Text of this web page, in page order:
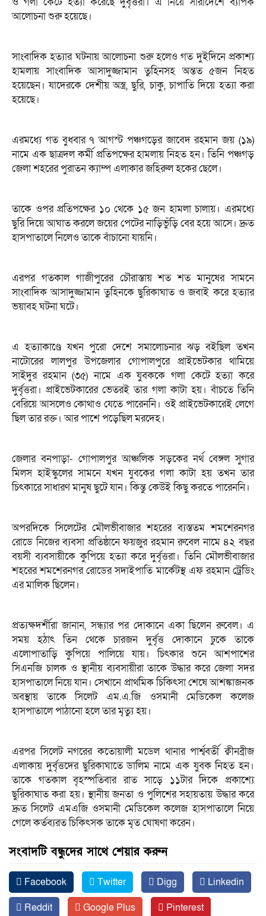
আলোচনা শুরু হয়েছে।
সাংবাদিক হত্যার ঘটনায় আলোচনা শুরু হলেও গত দুইদিনে প্রকাশ্য
হামলায় সাংবাদিক আসাদুজ্জামান তুহিনসহ অন্তত ৫জন নিহত
হয়েছেন। যাদেরকে দেশীয় অস্ত্র, ছুরি, চাকু, চাপাতি দিয়ে হত্যা করা
হয়েছে।
এরমধ্যে গত বুধবার ৭ আগস্ট পঞ্চগড়ের জাবেদ রহমান জয় (১৯)
নামে এক ছাত্রদল কর্মী প্রতিপক্ষের হামলায় নিহত হন। তিনি পঞ্চগড়
জেলা শহরের পুরাতন ক্যাম্প এলাকার জহিরুল হকের ছেলে।
তাকে ওপর প্রতিপক্ষের ১০ থেকে ১৫ জন হামলা চালায়। এরমধ্যে
ছুরি দিয়ে আঘাত করলে জয়ের পেটের নাড়িভুঁড়ি বের হয়ে আসে। দ্রুত
হাসপাতালে নিলেও তাকে বাঁচানো যায়নি।
এরপর গতকাল গাজীপুরের চৌরাস্তায় শত শত মানুষের সামনে
সাংবাদিক আসাদুজ্জামান তুহিনকে ছুরিকাঘাত ও জবাই করে হত্যার
ভয়াবহ ঘটনা ঘটে।
এ হত্যাকাণ্ডে যখন পুরো দেশে সমালোচনার ঝড় বইছিল তখন
নাটোরের লালপুর উপজেলার গোপালপুরে প্রাইভেটকার থামিয়ে
সাইদুর রহমান (৩৫) নামে এক যুবককে গলা কেটে হত্যা করে
দুর্বৃত্তরা। প্রাইভেটকারের ভেতরই তার গলা কাটা হয়। বাঁচতে তিনি
বেরিয়ে আসলেও কোথাও যেতে পারেননি। ওই প্রাইভেটকারেই লেগে
ছিল তার রক্ত। আর পাশে পড়েছিল মরদেহ।
জেলার বনপাড়া- গোপালপুর আঞ্চলিক সড়কের নর্থ বেঙ্গল সুগার
মিলস হাইস্কুলের সামনে যখন যুবকের গলা কাটা হয় তখন তার
চিৎকারে সাধারণ মানুষ ছুটে যান। কিন্তু কেউই কিছু করতে পারেননি।
অপরদিকে সিলেটের মৌলভীবাজার শহরের ব্যস্ততম শমশেরনগর
রোডে নিজের ব্যবসা প্রতিষ্ঠানে ফয়জুর রহমান রুবেল নামে ৪২ বছর
বয়সী ব্যবসায়ীকে কুপিয়ে হত্যা করে দুর্বৃত্তরা। তিনি মৌলভীবাজার
শহরের শমশেরনগর রোডের সদাইপাতি মার্কেটস্থ এফ রহমান ট্রেডিং
এর মালিক ছিলেন।
প্রত্যক্ষদর্শীরা জানান, সন্ধ্যার পর দোকানে একা ছিলেন রুবেল। এ
সময় হঠাৎ তিন থেকে চারজন দুর্বৃত্ত দোকানে ঢুকে তাকে
এলোপাতাড়ি কুপিয়ে পালিয়ে যায়। চিৎকার শুনে আশপাশের
সিএনজি চালক ও স্থানীয় ব্যবসায়ীরা তাকে উদ্ধার করে জেলা সদর
হাসপাতালে নিয়ে যান। সেখানে প্রাথমিক চিকিৎসা শেষে আশঙ্কাজনক
অবস্থায় তাকে সিলেট এম.এ.জি ওসমানী মেডিকেল কলেজ
হাসপাতালে পাঠানো হলে তার মৃত্যু হয়।
এরপর সিলেট নগরের কতোয়ালী মডেল থানার পার্শ্ববর্তী ক্বীনব্রীজ
এলাকায় দুর্বৃত্তদের ছুরিকাঘাতে ডালিম নামে এক যুবক নিহত হন।
তাকে গতকাল বৃহস্পতিবার রাত সাড়ে ১১টার দিকে প্রকাশ্যে
ছুরিকাঘাত করা হয়। স্থানীয় জনতা ও পুলিশের সহায়তায় উদ্ধার করে
দ্রুত সিলেট এমএজি ওসমানী মেডিকেল কলেজ হাসপাতালে নিয়ে
গেলে কর্তব্যরত চিকিৎসক তাকে মৃত ঘোষণা করেন।
সংবাদটি বন্ধুদের সাথে শেয়ার করুন
Facebook Twitter Digg
Linkedin
Reddit
Google Plus Pinterest